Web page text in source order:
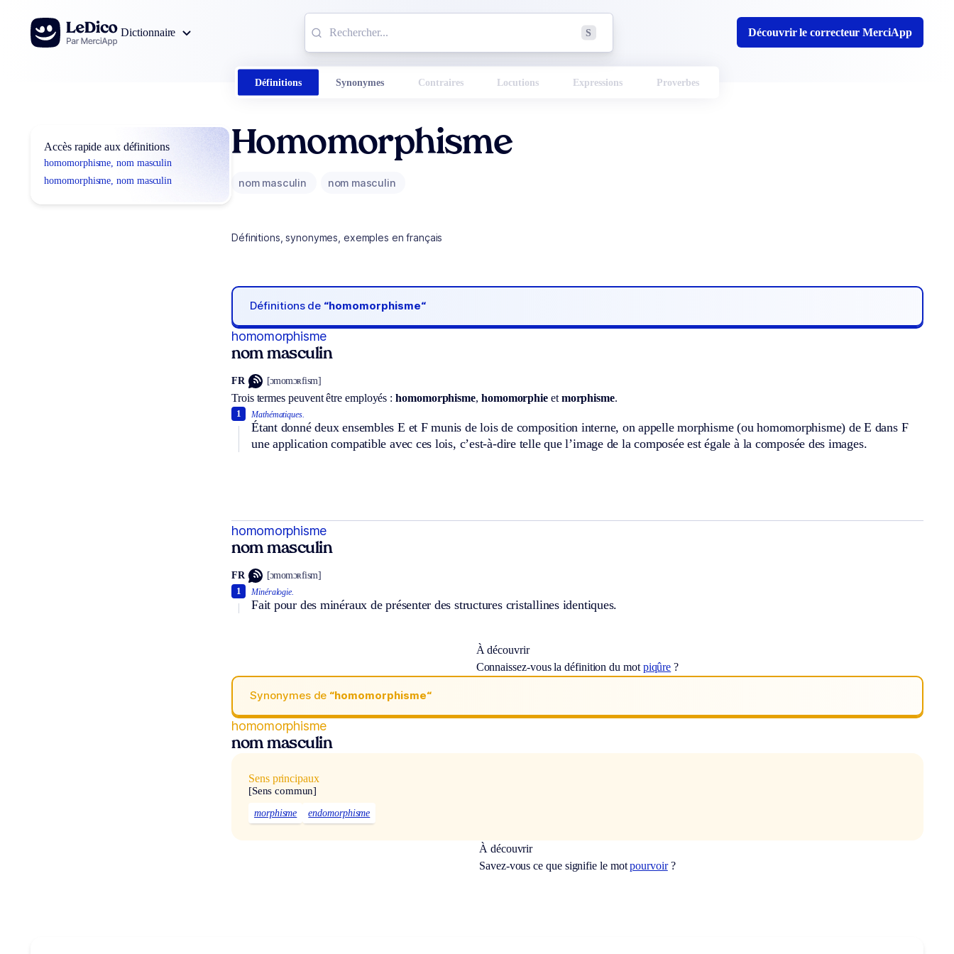
Aller au contenu
Dictionnaire
S Découvrir le correcteur MerciApp
Définitions Synonymes Contraires Locutions Expressions Proverbes
Accès rapide aux définitions
homomorphisme, nom masculin
homomorphisme, nom masculin
Homomorphisme
nom masculin nom masculin
Définitions, synonymes, exemples en français
Définitions de “homomorphisme“
homomorphisme
nom masculin
FR [ɔmomɔʀfism]
Trois termes peuvent être employés :homomorphisme, homomorphie et morphisme.
Mathématiques.
Étant donné deux ensembles E et F munis de lois de composition interne, on appelle morphisme (ou homomorphisme) de E dans F
une application compatible avec ces lois, c’est-à-dire telle que l’image de la composée est égale à la composée des images.
1
homomorphisme
nom masculin
FR [ɔmomɔʀfism]
Minéralogie.
Fait pour des minéraux de présenter des structures cristallines identiques.
1
À découvrir
Connaissez-vous la définition du mot piqûre ?
Synonymes de “homomorphisme“
homomorphisme
nom masculin
Sens principaux
[Sens commun]
morphisme endomorphisme
À découvrir
Savez-vous ce que signifie le motpourvoir?